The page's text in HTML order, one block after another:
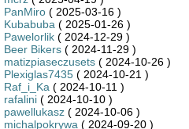
PanMiro( 2025-03-16 )
Kubabuba ( 2025-01-26 )
Pawelorlik( 2024-12-29 )
Beer Bikers( 2024-11-29 )
matizpiaseczusets( 2024-10-26 )
Plexiglas7435( 2024-10-21 )
Raf_i_Ka ( 2024-10-11 )
rafalini( 2024-10-10 )
pawellukasz( 2024-10-06 )
michalpokrywa ( 2024-09-20 )